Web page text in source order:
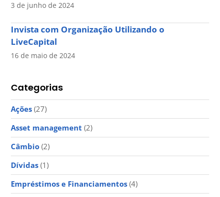
3 de junho de 2024
Invista com Organização Utilizando o
LiveCapital
16 de maio de 2024
Categorias
Ações (27)
Asset management (2)
Câmbio (2)
Dívidas (1)
Empréstimos e Financiamentos (4)